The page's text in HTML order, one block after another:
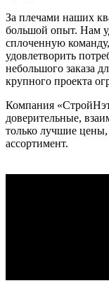
За плечами наших
большой опыт. Нам
сплоченную
удовлетворить
небольшого заказа
крупного проекта
Компания
доверительные,
только лучшие
ассортимент.